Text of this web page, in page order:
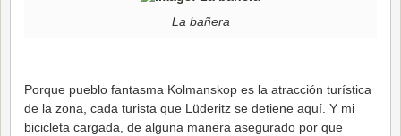
La bañera
Porque pueblo fantasma Kolmanskop es la atracción turística
de la zona, cada turista que Lüderitz se detiene aquí. Y mi
bicicleta cargada, de alguna manera asegurado por que